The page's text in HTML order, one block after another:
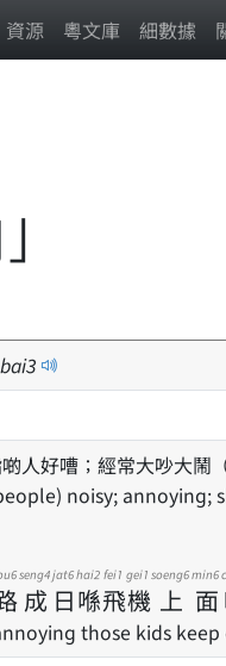
資源 粵文庫 細數據
bai3
人好嘈；經常大吵大鬧
noisy; annoying;
成
seng4
日
jat6
喺
hai2
飛
fei1
機
gei1
上
soeng6
面
min6
those kids